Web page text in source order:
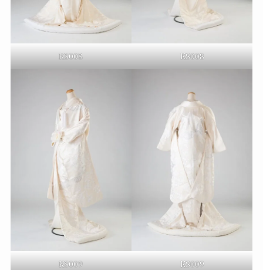
KS008 KS008
KS009 KS009